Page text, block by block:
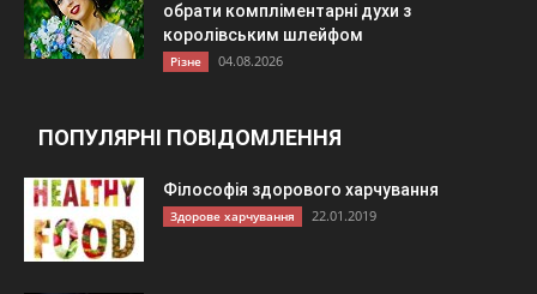
обрати компліментарні духи з
королівським шлейфом
Різне 04.08.2026
ПОПУЛЯРНІ ПОВІДОМЛЕННЯ
Філософія здорового харчування
Здорове харчування 22.01.2019